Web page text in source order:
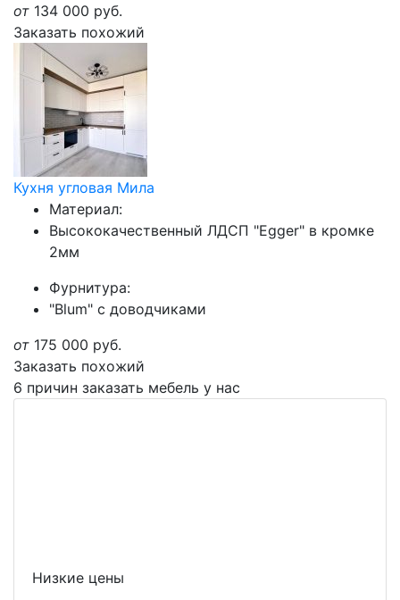
от 134 000 руб.
Заказать похожий
Кухня угловая Мила
Материал:
Высококачественный ЛДСП "Egger" в кромке
2мм
Фурнитура:
"Blum" с доводчиками
от 175 000 руб.
Заказать похожий
6 причин заказать мебель у нас
Низкие цены